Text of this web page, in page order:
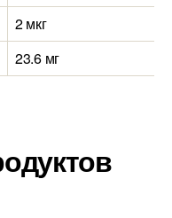
2 мкг
23.6 мг